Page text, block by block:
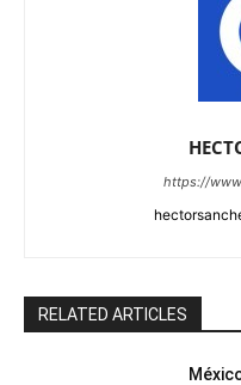
https://
RELATED ARTICLES